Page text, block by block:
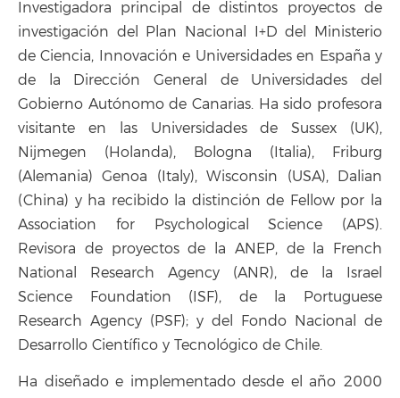
Investigadora principal de distintos proyectos de
investigación del Plan Nacional I+D del Ministerio
de Ciencia, Innovación e Universidades en España y
de la Dirección General de Universidades del
Gobierno Autónomo de Canarias. Ha sido profesora
visitante en las Universidades de Sussex (UK),
Nijmegen (Holanda), Bologna (Italia), Friburg
(Alemania) Genoa (Italy), Wisconsin (USA), Dalian
(China) y ha recibido la distinción de Fellow por la
Association for Psychological Science (APS).
Revisora de proyectos de la ANEP, de la French
National Research Agency (ANR), de la Israel
Science Foundation (ISF), de la Portuguese
Research Agency (PSF); y del Fondo Nacional de
Desarrollo Científico y Tecnológico de Chile.
Ha diseñado e implementado desde el año 2000